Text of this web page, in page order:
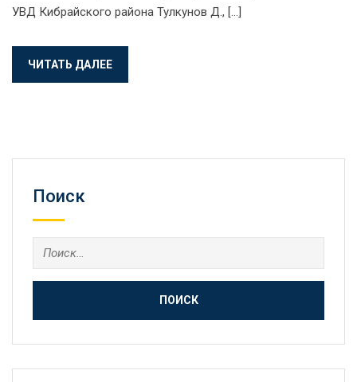
УВД Кибрайского района Тулкунов Д., […]
ЧИТАТЬ ДАЛЕЕ
Поиск
Найти: